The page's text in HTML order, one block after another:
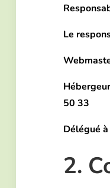
Le
50 33
Délégué
2.